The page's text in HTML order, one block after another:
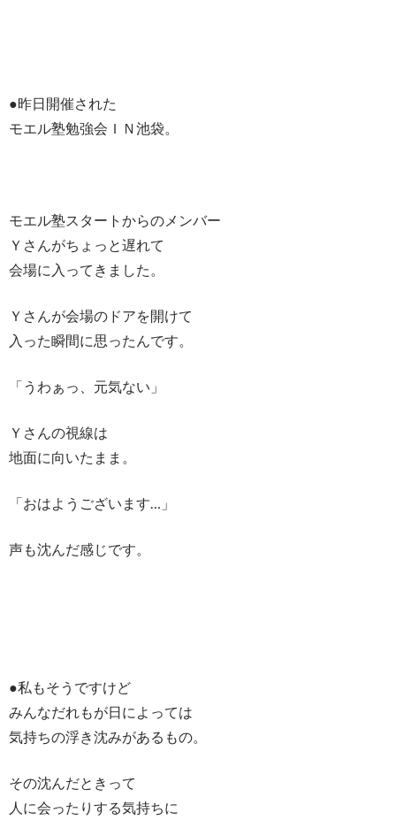
●昨日開催された
モエル塾勉強会ＩＮ池袋。
モエル塾スタートからのメンバー
Ｙさんがちょっと遅れて
会場に入ってきました。
Ｙさんが会場のドアを開けて
入った瞬間に思ったんです。
「うわぁっ、元気ない」
Ｙさんの視線は
地面に向いたまま。
「おはようございます…」
声も沈んだ感じです。
●私もそうですけど
みんなだれもが日によっては
気持ちの浮き沈みがあるもの。
その沈んだときって
人に会ったりする気持ちに